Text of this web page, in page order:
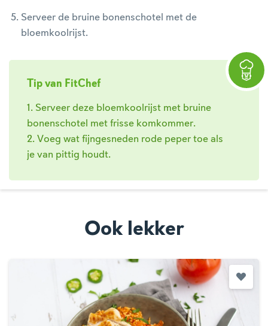
Serveer de bruine bonenschotel met de
bloemkoolrijst.
Tip van FitChef
1. Serveer deze bloemkoolrijst met bruine
bonenschotel met frisse komkommer.
2. Voeg wat fijngesneden rode peper toe als
je van pittig houdt.
Ook lekker